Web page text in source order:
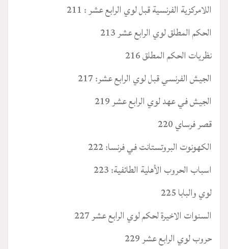
اللامركزية الفرنسية قبل لوي الرابع عشر : 211
الحكم المطلق لوي الرابع عشر 213
نظريات الحكم المطلق 216
الجيش الفرنسي قبل لوي الرابع عشر: 217
الجيش في عهد لوي الرابع عشر 219
قصر فرساي 220
الكهونوت البروتستانت في فرنسا: 222
اسباب الحروب الأهلية الطائفية: 223
لوي والبابا 225
السنوات الاخيرة لحكم لوي الرابع عشر 227
حروب لوي الرابع عشر 229